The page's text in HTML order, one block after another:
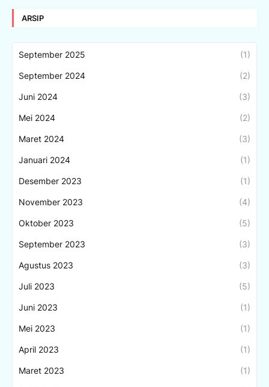
ARSIP
September 2025 (1)
September 2024 (2)
Juni 2024 (3)
Mei 2024 (2)
Maret 2024 (3)
Januari 2024 (1)
Desember 2023 (1)
November 2023 (4)
Oktober 2023 (5)
September 2023 (3)
Agustus 2023 (3)
Juli 2023 (5)
Juni 2023 (1)
Mei 2023 (1)
April 2023 (1)
Maret 2023 (1)